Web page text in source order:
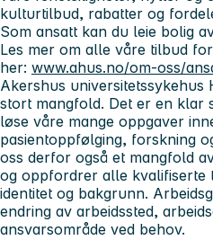
kulturtilbud, rabatter og
Som ansatt kan du leie bolig
Les mer om alle våre tilbud
her: www.ahus.no/om-oss/
Akershus universitetssykehus
stort mangfold. Det er en klar
løse våre mange oppgaver
pasientoppfølging, forskning
oss derfor også et mangfold
og oppfordrer alle kvalifiserte
identitet og bakgrunn.
endring av arbeidssted,
ansvarsområde ved behov.